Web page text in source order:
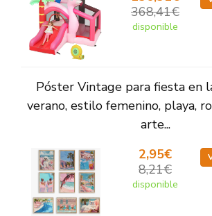
368,41€
disponible
Póster Vintage para fiesta en
verano, estilo femenino, playa,
arte...
2,95€
8,21€
disponible